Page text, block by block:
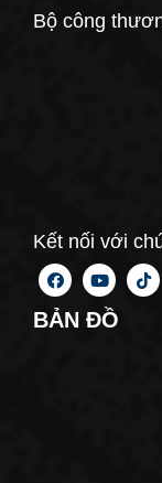
Bộ công
Kết nối với
BẢN ĐỒ